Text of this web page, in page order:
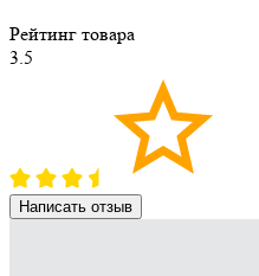
Рейтинг товара
3.5
Написать отзыв